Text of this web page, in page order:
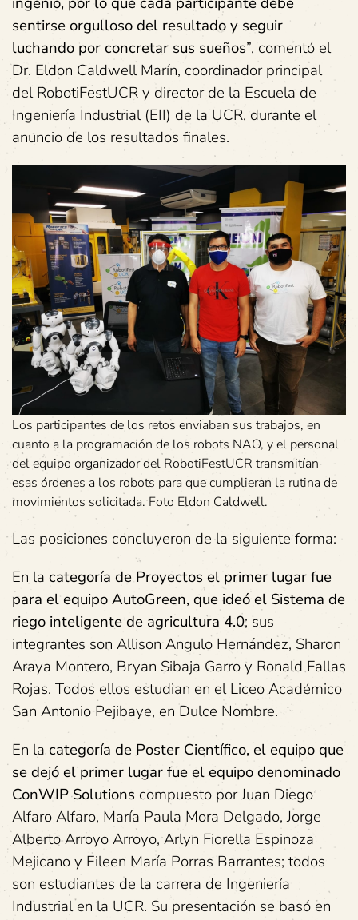
sentirse orgulloso del resultado y seguir
luchando por concretar sus sueños”, comentó el
Dr. Eldon Caldwell Marín, coordinador principal
del RobotiFestUCR y director de la Escuela de
Ingeniería Industrial (EII) de la UCR, durante el
anuncio de los resultados finales.
Los participantes de los retos enviaban sus trabajos, en
cuanto a la programación de los robots NAO, y el personal
del equipo organizador del RobotiFestUCR transmitían
esas órdenes a los robots para que cumplieran la rutina de
movimientos solicitada. Foto Eldon Caldwell.
Las posiciones concluyeron de la siguiente forma:
En la categoría de Proyectos el primer lugar fue
para el equipo AutoGreen, que ideó el Sistema de
riego inteligente de agricultura 4.0; sus
integrantes son Allison Angulo Hernández, Sharon
Araya Montero, Bryan Sibaja Garro y Ronald Fallas
Rojas. Todos ellos estudian en el Liceo Académico
San Antonio Pejibaye, en Dulce Nombre.
En lacategoría de Poster Científico, el equipo que
se dejó el primer lugar fue el equipo denominado
ConWIP Solutions compuesto por Juan Diego
Alfaro Alfaro, María Paula Mora Delgado, Jorge
Alberto Arroyo Arroyo, Arlyn Fiorella Espinoza
Mejicano y Eileen María Porras Barrantes; todos
son estudiantes de la carrera de Ingeniería
Industrial en la UCR. Su presentación se basó en